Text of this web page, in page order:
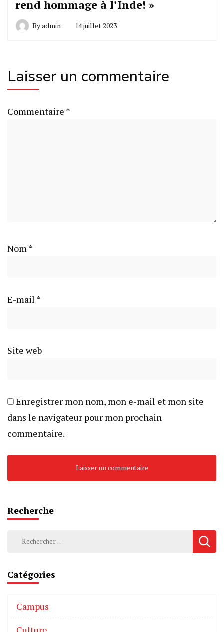
rend hommage à l’Inde! »
Byadmin 14 juillet 2023
Laisser un commentaire
Commentaire *
Nom *
E-mail *
Site web
Enregistrer mon nom, mon e-mail et mon site
dans le navigateur pour mon prochain
commentaire.
Recherche
Catégories
Campus